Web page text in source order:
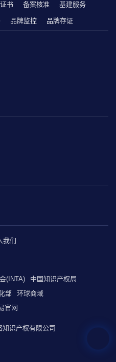
书 备案核准 基建服务
品牌监控 品牌存证
我们
(INTA)
中国知识产权局
部
环球商域
官网
识产权有限公司